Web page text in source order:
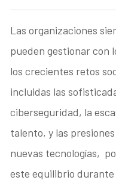
Las organizaciones
pueden gestionar con
los crecientes retos
incluidas las
ciberseguridad, la
talento, y las
nuevas tecnologías,
este equilibrio durante